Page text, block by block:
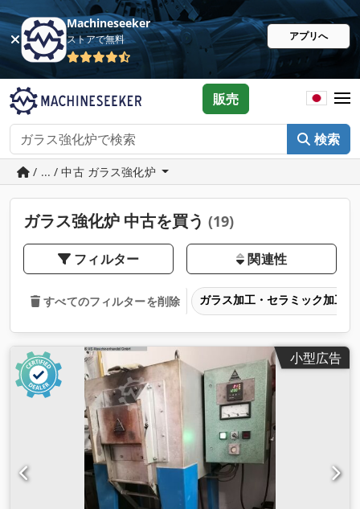
Machineseeker
ストアで無料 アプリへ
検索
販売
/ ... / 中古 ガラス強化炉
ガラス強化炉 中古を買う (19)
フィルター 関連性
すべてのフィルターを削除 ガラス加工・セラミック加工
小型広告